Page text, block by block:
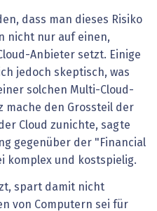
dass man dieses Risiko
nicht nur auf einen,
Anbieter setzt. Einige
jedoch skeptisch, was
solchen Multi-Cloud-
mache den Grossteil der
Cloud zunichte, sagte
gegenüber der "Financial
komplex und kostspielig.
spart damit nicht
von Computern sei für